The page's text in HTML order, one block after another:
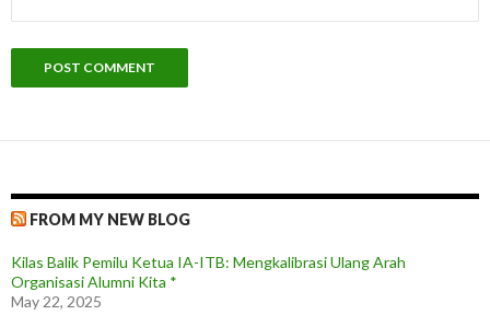
FROM MY NEW BLOG
Kilas Balik Pemilu Ketua IA-ITB: Mengkalibrasi Ulang Arah
Organisasi Alumni Kita *
May 22, 2025